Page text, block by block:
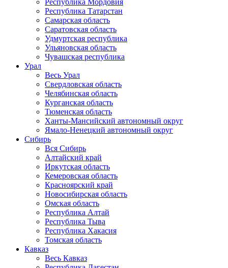
Республика Мордовия
Республика Татарстан
Самарская область
Саратовская область
Удмуртская республика
Ульяновская область
Чувашская республика
Урал
Весь Урал
Свердловская область
Челябинская область
Курганская область
Тюменская область
Ханты-Мансийский автономный округ
Ямало-Ненецкий автономный округ
Сибирь
Вся Сибирь
Алтайский край
Иркутская область
Кемеровская область
Красноярский край
Новосибирская область
Омская область
Республика Алтай
Республика Тыва
Республика Хакасия
Томская область
Кавказ
Весь Кавказ